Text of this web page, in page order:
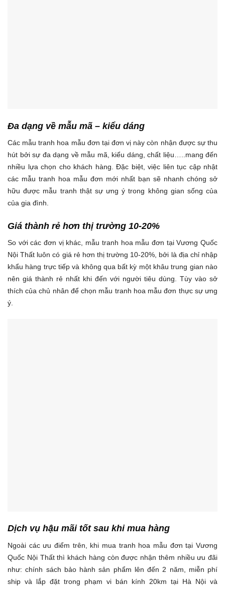
Đa dạng về mẫu mã – kiểu dáng
Các mẫu tranh hoa mẫu đơn tại đơn vị này còn nhận được sự thu
hút bởi sự đa dạng về mẫu mã, kiểu dáng, chất liệu…..mang đến
nhiều lựa chọn cho khách hàng. Đặc biệt, việc liên tục cập nhật
các mẫu tranh hoa mẫu đơn mới nhất bạn sẽ nhanh chóng sở
hữu được mẫu tranh thật sự ưng ý trong không gian sống của
của gia đình.
Giá thành rẻ hơn thị trường 10-20%
So với các đơn vị khác, mẫu tranh hoa mẫu đơn tại Vương Quốc
Nội Thất luôn có giá rẻ hơn thị trường 10-20%, bởi là địa chỉ nhập
khẩu hàng trực tiếp và không qua bất kỳ một khâu trung gian nào
nên giá thành rẻ nhất khi đến với người tiêu dùng. Tùy vào sở
thích của chủ nhân để chọn mẫu tranh hoa mẫu đơn thực sự ưng
ý.
Dịch vụ hậu mãi tốt sau khi mua hàng
Ngoài các ưu điểm trên, khi mua tranh hoa mẫu đơn tại Vương
Quốc Nội Thất thì khách hàng còn được nhận thêm nhiều ưu đãi
như: chính sách bảo hành sản phẩm lên đến 2 năm, miễn phí
ship và lắp đặt trong phạm vi bán kính 20km tại Hà Nội và